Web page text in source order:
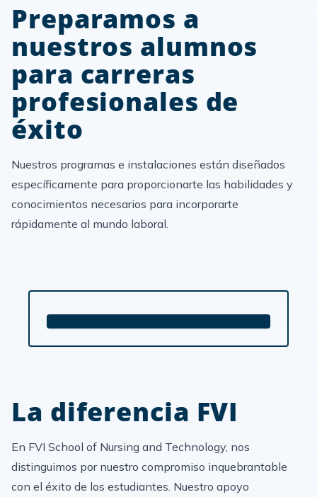
Preparamos a
nuestros alumnos
para carreras
profesionales de
éxito
Nuestros programas e instalaciones están diseñados
específicamente para proporcionarte las habilidades y
conocimientos necesarios para incorporarte
rápidamente al mundo laboral.
La diferencia FVI
En FVI School of Nursing and Technology, nos
distinguimos por nuestro compromiso inquebrantable
con el éxito de los estudiantes. Nuestro apoyo